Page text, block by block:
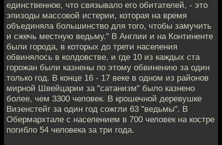
единственное, что связывало его обитателей, - это
эпизоды массовой истерии, которая на время
объединяла большинство для того, чтобы замучить
и сжечь местную ведьму." В Англии и на Континенте
были города, в которых до трети населения
обвинялось в колдовстве, и где 10 из каждых ста
горожан были казнены по этому обвинению за один
только год. В конце 16 - 17 веке в одном из районов
мирной Швейцарии за "сатанизм" было казнено
более, чем 3300 человек. В крошечной деревушке
Визенстейг за один год сожгли 63 "ведьмы". В
Обермархтале с населением в 700 человек на костре
погибло 54 человека за три года.